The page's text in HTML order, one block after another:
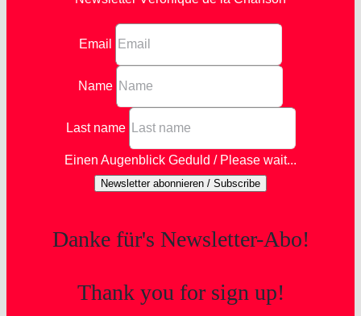
Email
Name
Last name
Einen Augenblick Geduld / Please wait...
Newsletter abonnieren / Subscribe
Danke für's Newsletter-Abo!
Thank you for sign up!